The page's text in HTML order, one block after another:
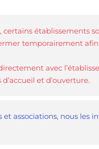
certains établissements
temporairement
avec
et d’ouverture.
et associations, nous les